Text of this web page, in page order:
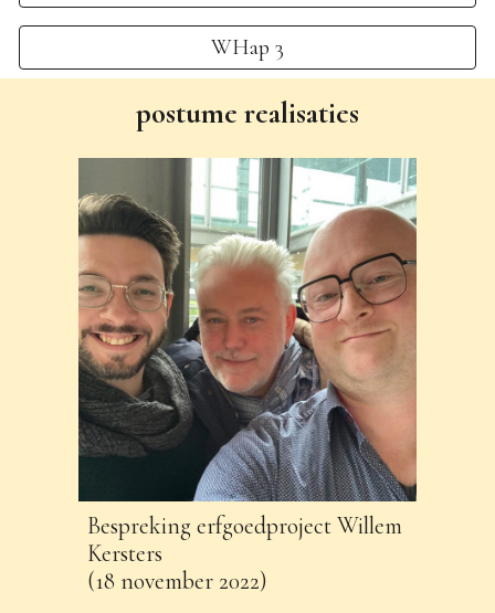
WHap 3
postume realisaties
Bespreking erfgoedproject Willem
Kersters
(18 november 2022)